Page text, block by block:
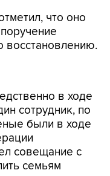
что оно
восстановлению.
были в ходе
совещание с
семьям
помощь